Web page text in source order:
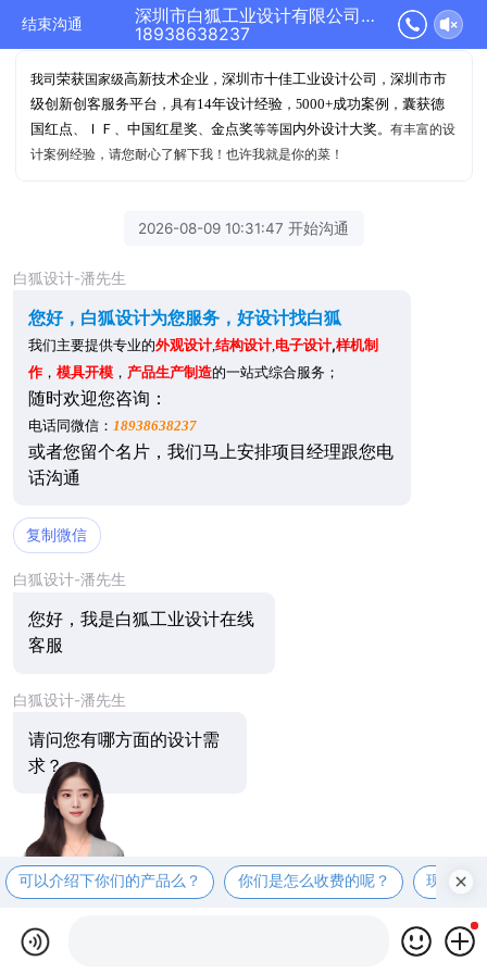
结束沟通
深圳市白狐工业设计有限公司正在为您服务
18938638237
我司荣获国家级高新技术企业 ，深圳市十佳工业设计公司 ，深圳市市
级创新创客服务平台 ，具有14年设计经验 ，5000+成功案例 ，囊获德
国红点
ＩＦ 、中国红星奖 、金点奖等等国内外设计大奖 。有丰富的设
计案例经验，请您耐心了解下我！也许我就是你的菜！
2026-08-09 10:31:47 开始沟通
白狐设计-潘先生
您好，白狐设计为您服务，好设计找白狐
我们主要提供专业的外观设计,结构设计, 电子设计,样机制
作， 模具开模， 产品生产制造的一站式综合服务；
随时欢迎您咨询：
电话同微信： 18938638237
或者您留个名片，我们马上安排项目经理跟您电
话沟通
复制微信
白狐设计-潘先生
您好，我是白狐工业设计在线
客服
白狐设计-潘先生
请问您有哪方面的设计需
求？
可以介绍下你们的产品么？ 你们是怎么收费的呢？ 现在有